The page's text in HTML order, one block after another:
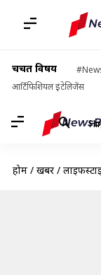
चर्चित विषय
आर्टिफिशियल इंटेलिजेंस
होम / खबरें /